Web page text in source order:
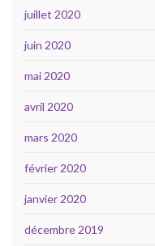
juillet 2020
juin 2020
mai 2020
avril 2020
mars 2020
février 2020
janvier 2020
décembre 2019